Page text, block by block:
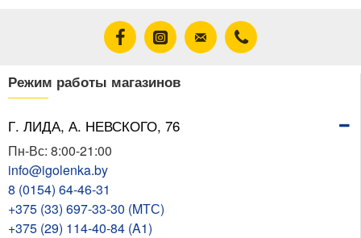
Режим работы магазинов
Г. ЛИДА, А. НЕВСКОГО, 76
Пн-Вс: 8:00-21:00
info@igolenka.by
8 (0154) 64-46-31
+375 (33) 697-33-30 (MТС)
+375 (29) 114-40-84 (A1)